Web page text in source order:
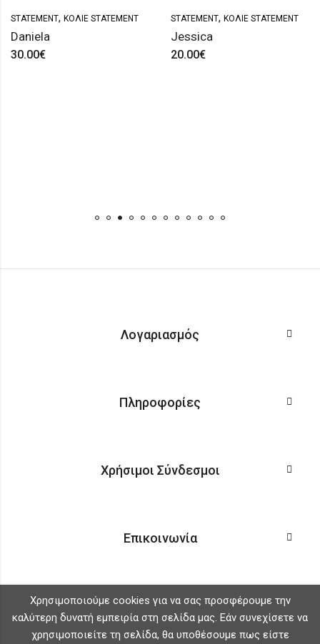
STATEMENT, ΚΟΛΙΈ STATEMENT
Daniela
30.00€
STATEMENT, ΚΟΛΙΈ STATEMENT
Jessica
20.00€
Λογαριασμός
Πληροφορίες
Χρήσιμοι Σύνδεσμοι
Επικοινωνία
Χρησιμοποιούμε cookies για να σας προσφέρουμε την
καλύτερη δυνατή εμπειρία στη σελίδα μας. Εάν συνεχίσετε να
χρησιμοποιείτε τη σελίδα, θα υποθέσουμε πως είστε